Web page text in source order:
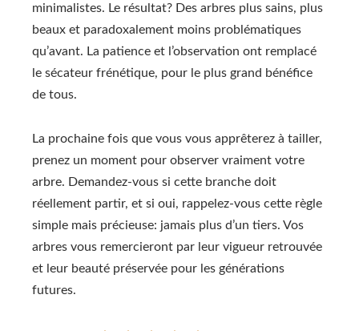
minimalistes. Le résultat? Des arbres plus sains, plus
beaux et paradoxalement moins problématiques
qu’avant. La patience et l’observation ont remplacé
le sécateur frénétique, pour le plus grand bénéfice
de tous.
La prochaine fois que vous vous apprêterez à tailler,
prenez un moment pour observer vraiment votre
arbre. Demandez-vous si cette branche doit
réellement partir, et si oui, rappelez-vous cette règle
simple mais précieuse: jamais plus d’un tiers. Vos
arbres vous remercieront par leur vigueur retrouvée
et leur beauté préservée pour les générations
futures.